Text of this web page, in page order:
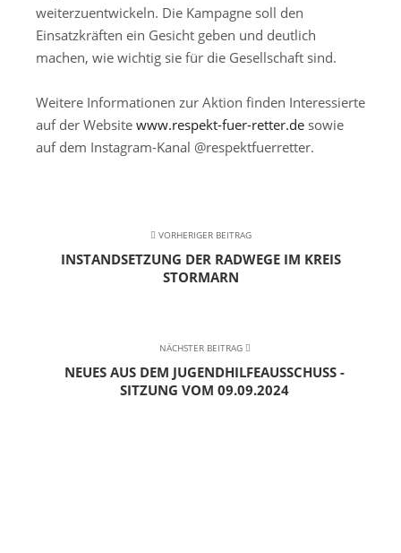
weiterzuentwickeln. Die Kampagne soll den
Einsatzkräften ein Gesicht geben und deutlich
machen, wie wichtig sie für die Gesellschaft sind.
Weitere Informationen zur Aktion finden Interessierte
auf der Website www.respekt-fuer-retter.de sowie
auf dem Instagram-Kanal @respektfuerretter.
VORHERIGER BEITRAG
INSTANDSETZUNG DER RADWEGE IM KREIS
STORMARN
NÄCHSTER BEITRAG
NEUES AUS DEM JUGENDHILFEAUSSCHUSS -
SITZUNG VOM 09.09.2024